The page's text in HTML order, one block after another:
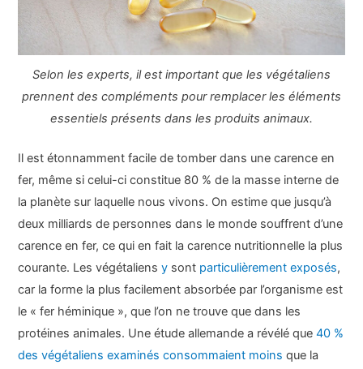
Selon les experts, il est important que les végétaliens
prennent des compléments pour remplacer les éléments
essentiels présents dans les produits animaux.
Il est étonnamment facile de tomber dans une carence en
fer, même si celui-ci constitue 80 % de la masse interne de
la planète sur laquelle nous vivons. On estime que jusqu’à
deux milliards de personnes dans le monde souffrent d’une
carence en fer, ce qui en fait la carence nutritionnelle la plus
courante. Les végétaliensy sont particulièrement exposés,
car la forme la plus facilement absorbée par l’organisme est
le « fer héminique », que l’on ne trouve que dans les
protéines animales. Une étude allemande a révélé que40 %
des végétaliens examinés consommaient moinsque la